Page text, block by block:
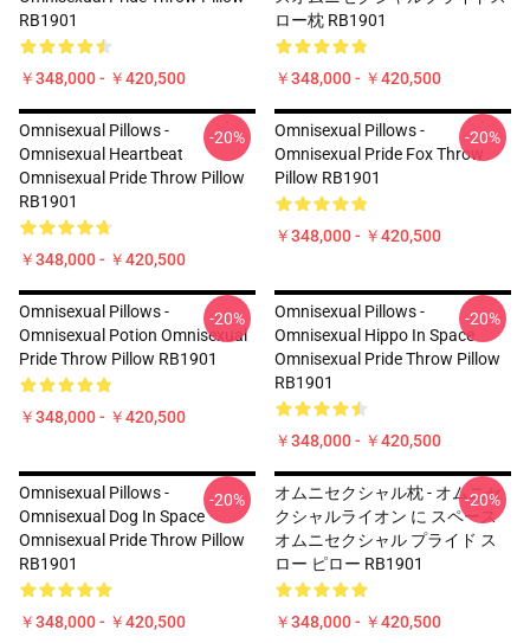
RB1901
￥348,000 - ￥420,500
ロー枕 RB1901
￥348,000 - ￥420,500
Omnisexual Pillows -
Omnisexual Heartbeat
Omnisexual Pride Throw Pillow
RB1901
￥348,000 - ￥420,500
-20%
Omnisexual Pillows -
Omnisexual Pride Fox Throw
Pillow RB1901
￥348,000 - ￥420,500
-20%
Omnisexual Pillows -
Omnisexual Potion Omnisexual
Pride Throw Pillow RB1901
￥348,000 - ￥420,500
-20%
Omnisexual Pillows -
Omnisexual Hippo In Space
Omnisexual Pride Throw Pillow
RB1901
￥348,000 - ￥420,500
-20%
Omnisexual Pillows -
Omnisexual Dog In Space
Omnisexual Pride Throw Pillow
RB1901
￥348,000 - ￥420,500
-20%
オムニセクシャル枕 - オムニセ
クシャルライオン に スペース
オムニセクシャル プライド ス
ロー ピロー RB1901
￥348,000 - ￥420,500
-20%